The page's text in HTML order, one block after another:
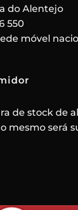
do Alentejo
550
móvel
de stock de
mesmo será